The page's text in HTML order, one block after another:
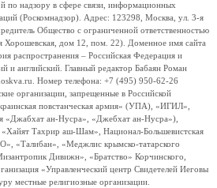
по надзору в сфере связи, информационных
(Роскомнадзор). Адрес: 123298, Москва, ул. 3-я
Общество с ограниченной ответственностью
дом 12, пом. 22). Доменное имя сайта
распространения – Российская Федерация и
и английский. Главный редактор Бабаян Роман
Номер телефона: +7 (495) 950-62-26
организации, запрещенные в Российской
повстанческая армия» (УПА), «ИГИЛ»,
ан-Нусра», «Джебхат ан-Нусра»),
«Хайят Тахрир аш-Шам», Национал-Большевистская
«Талибан», «Меджлис крымско-татарского
Дивижн», «Братство» Корчинского,
«Управленческий центр Свидетелей Иеговы
местные религиозные организации.